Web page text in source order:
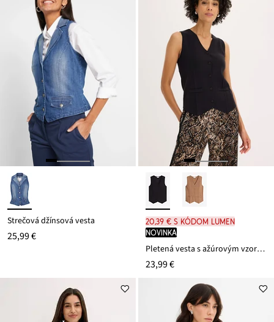
Strečová džínsová vesta
25,99 €
20,39 € s kódom LUMEN
novinka
Pletená vesta s ažúrovým vzorom na chrbáte
23,99 €